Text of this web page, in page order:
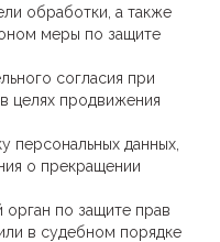
обработки, а также
меры по защите
согласия при
целях продвижения
персональных данных,
о прекращении
по защите прав
в судебном порядке